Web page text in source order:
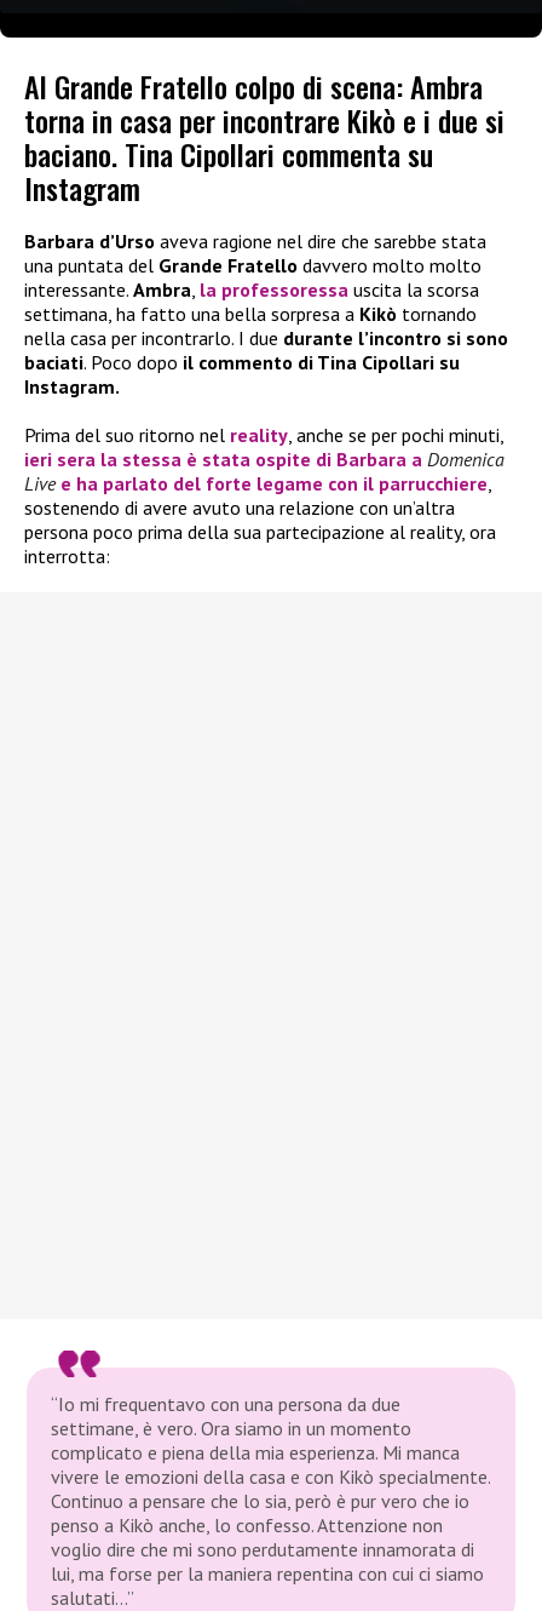
Al Grande Fratello colpo di scena: Ambra
torna in casa per incontrare Kikò e i due si
baciano. Tina Cipollari commenta su
Instagram
Barbara d’Urso aveva ragione nel dire che sarebbe stata
una puntata del Grande Fratello davvero molto molto
interessante. Ambra, la professoressa uscita la scorsa
settimana, ha fatto una bella sorpresa a Kikò tornando
nella casa per incontrarlo. I due durante l’incontro si sono
baciati. Poco dopo il commento di Tina Cipollari su
Instagram.
Prima del suo ritorno nel reality, anche se per pochi minuti,
ieri sera la stessa è stata ospite di Barbara a Domenica
Live e ha parlato del forte legame con il parrucchiere,
sostenendo di avere avuto una relazione con un’altra
persona poco prima della sua partecipazione al reality, ora
interrotta:
“Io mi frequentavo con una persona da due
settimane, è vero. Ora siamo in un momento
complicato e piena della mia esperienza. Mi manca
vivere le emozioni della casa e con Kikò specialmente.
Continuo a pensare che lo sia, però è pur vero che io
penso a Kikò anche, lo confesso. Attenzione non
voglio dire che mi sono perdutamente innamorata di
lui, ma forse per la maniera repentina con cui ci siamo
salutati…”